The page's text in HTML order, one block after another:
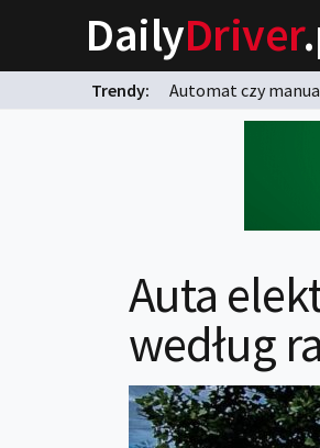
DailyDriver
Trendy: Automat czy
Auta
według